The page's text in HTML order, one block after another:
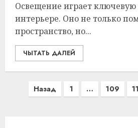
Освещение играет
интерьере. Оно не только
пространство, но...
ЧЫТАТЬ ДАЛЕЙ
Пагинация
Назад 1 … 109